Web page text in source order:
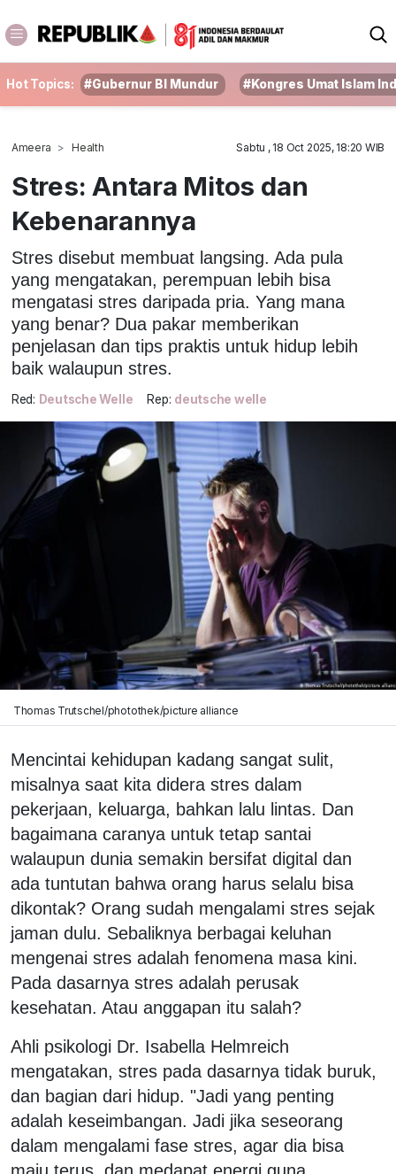
Hot Topics: #Gubernur BI Mundur #Kongres Umat Islam
Ameera Health Sabtu , 18 Oct 2025, 18:20 WIB
Stres: Antara Mitos dan
Kebenarannya
Stres disebut membuat langsing. Ada pula
yang mengatakan, perempuan lebih bisa
mengatasi stres daripada pria. Yang mana
yang benar? Dua pakar memberikan
penjelasan dan tips praktis untuk hidup lebih
baik walaupun stres.
Red: Deutsche Welle Rep: deutsche welle
Thomas Trutschel/photothek/picture alliance
Mencintai kehidupan kadang sangat sulit,
misalnya saat kita didera stres dalam
pekerjaan, keluarga, bahkan lalu lintas. Dan
bagaimana caranya untuk tetap santai
walaupun dunia semakin bersifat digital dan
ada tuntutan bahwa orang harus selalu bisa
dikontak? Orang sudah mengalami stres sejak
jaman dulu. Sebaliknya berbagai keluhan
mengenai stres adalah fenomena masa kini.
Pada dasarnya stres adalah perusak
kesehatan. Atau anggapan itu salah?
Ahli psikologi Dr. Isabella Helmreich
mengatakan, stres pada dasarnya tidak buruk,
dan bagian dari hidup. "Jadi yang penting
adalah keseimbangan. Jadi jika seseorang
dalam mengalami fase stres, agar dia bisa